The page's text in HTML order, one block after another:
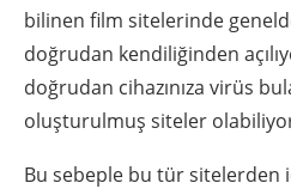
bilinen film sitelerinde
doğrudan kendiliğinden
doğrudan cihazınıza virüs
oluşturulmuş siteler
Bu sebeple bu tür sitelerden